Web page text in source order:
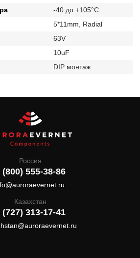
-40 до +105°C
5*11mm, Radial
63V
10uF
DIP монтаж
Россия
(800) 555-38-86
Казахстан
(727) 313-17-41